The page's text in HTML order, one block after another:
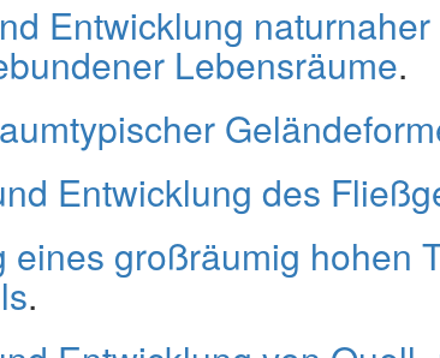
Entwicklung
Lebensräume.
Entwicklung des
eines großräumig hohen
.